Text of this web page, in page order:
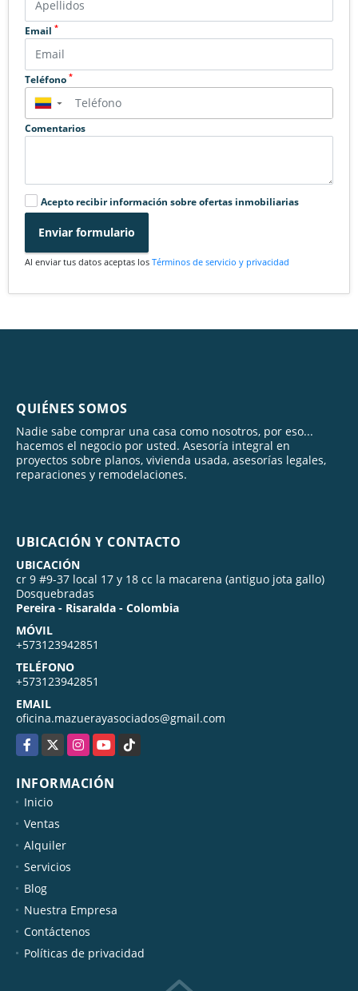
Email *
Teléfono *
▼
Comentarios
Acepto recibir información sobre ofertas inmobiliarias
Enviar formulario
Al enviar tus datos aceptas los Términos de servicio y privacidad
QUIÉNES SOMOS
Nadie sabe comprar una casa como nosotros, por eso...
hacemos el negocio por usted. Asesoría integral en
proyectos sobre planos, vivienda usada, asesorías legales,
reparaciones y remodelaciones.
UBICACIÓN Y CONTACTO
UBICACIÓN
cr 9 #9-37 local 17 y 18 cc la macarena (antiguo jota gallo)
Dosquebradas
Pereira - Risaralda - Colombia
MÓVIL
+573123942851
TELÉFONO
+573123942851
EMAIL
oficina.mazuerayasociados@gmail.com
Facebook
X InstagramYouTubeTikTok
INFORMACIÓN
Inicio
Ventas
Alquiler
Servicios
Blog
Nuestra Empresa
Contáctenos
Políticas de privacidad